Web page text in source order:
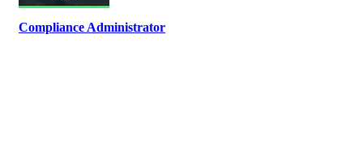
Compliance Administrator